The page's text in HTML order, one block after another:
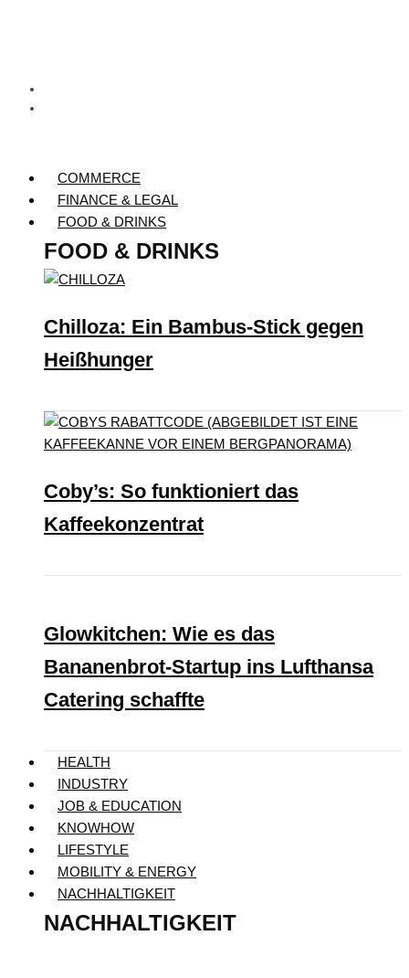
COMMERCE
FINANCE & LEGAL
FOOD & DRINKS
FOOD & DRINKS
Chilloza: Ein Bambus-Stick gegen
Heißhunger
Coby’s: So funktioniert das
Kaffeekonzentrat
Glowkitchen: Wie es das
Bananenbrot-Startup ins Lufthansa
Catering schaffte
HEALTH
INDUSTRY
JOB & EDUCATION
KNOWHOW
LIFESTYLE
MOBILITY & ENERGY
NACHHALTIGKEIT
NACHHALTIGKEIT